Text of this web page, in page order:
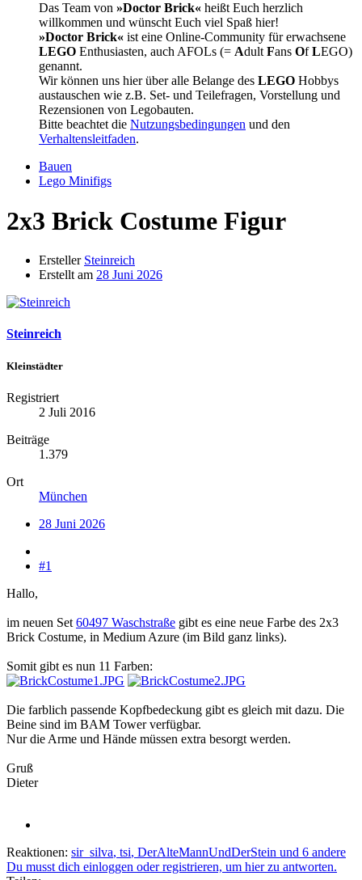
Das Team von »Doctor Brick« heißt Euch herzlich
willkommen und wünscht Euch viel Spaß hier!
»Doctor Brick« ist eine Online-Community für erwachsene
LEGO Enthusiasten, auch AFOLs (= Adult Fans OfLEGO)
genannt.
Wir können uns hier über alle Belange des LEGO Hobbys
austauschen wie z.B. Set- und Teilefragen, Vorstellung und
Rezensionen von Legobauten.
Bitte beachtet die Nutzungsbedingungen und den
Verhaltensleitfaden.
Bauen
Lego Minifigs
2x3 Brick Costume Figur
Ersteller Steinreich
Erstellt am 28 Juni 2026
Steinreich
Kleinstädter
Registriert
2 Juli 2016
Beiträge
1.379
Ort
München
28 Juni 2026
#1
Hallo,
im neuen Set 60497 Waschstraße gibt es eine neue Farbe des 2x3
Brick Costume, in Medium Azure (im Bild ganz links).
Somit gibt es nun 11 Farben:
Die farblich passende Kopfbedeckung gibt es gleich mit dazu. Die
Beine sind im BAM Tower verfügbar.
Nur die Arme und Hände müssen extra besorgt werden.
Gruß
Dieter
Reaktionen: sir_silva, tsi, DerAlteMannUndDerStein und 6 andere
Du musst dich einloggen oder registrieren, um hier zu antworten.